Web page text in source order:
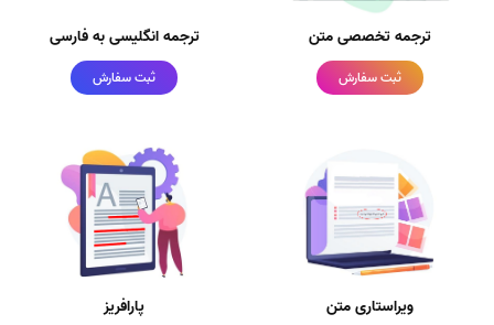
ترجمه تخصصی متن
ثبت سفارش
ترجمه انگلیسی به فارسی
ثبت سفارش
ویراستاری متن پارافریز